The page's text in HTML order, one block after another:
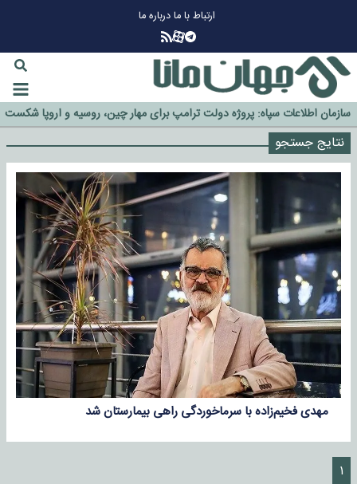
ارتباط با مادرباره ما
گزینه جدایی اوسمار روی میز مدیران پرسپولیس
آیا رئیس جمهور آمریکا قانون را دور می‌زند؟
اخراج رسمی چهره نامدار از پرسپولیس
سازمان اطلاعات سپاه: پروژه دولت ترامپ برای مهار چین، روسیه و اروپا شکست
خورد
نتایج جستجو
مهدی فخیم‌زاده با سرماخوردگی راهی بیمارستان شد
۱